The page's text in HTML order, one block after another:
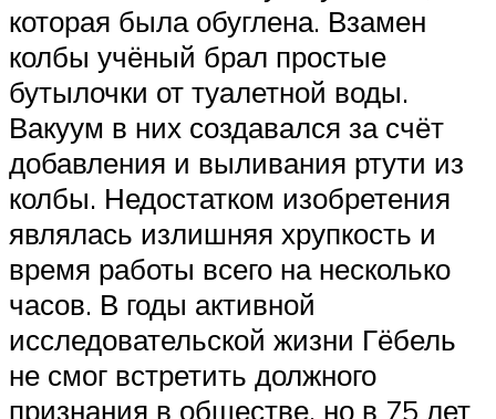
которая была обуглена. Взамен
колбы учёный брал простые
бутылочки от туалетной воды.
Вакуум в них создавался за счёт
добавления и выливания ртути из
колбы. Недостатком изобретения
являлась излишняя хрупкость и
время работы всего на несколько
часов. В годы активной
исследовательской жизни Гёбель
не смог встретить должного
признания в обществе, но в 75 лет